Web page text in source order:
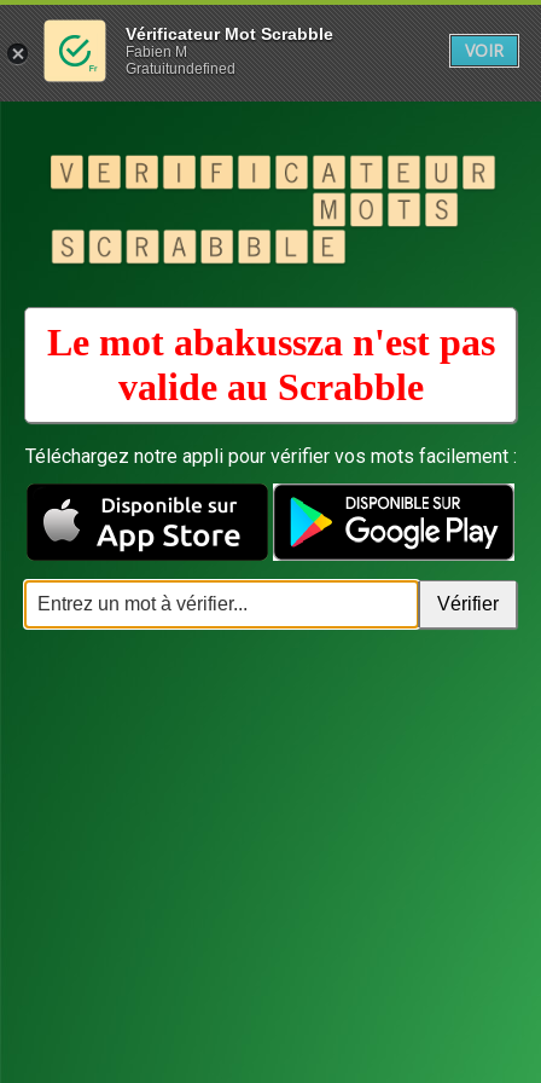
Le mot abakussza n'est pas
valide au Scrabble
Téléchargez notre appli pour vérifier vos mots facilement :
Vérificateur Mot Scrabble
Fabien M
Gratuitundefined
VOIR